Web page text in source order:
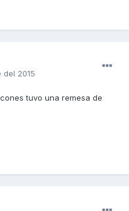
del 2015
tuvo una remesa de